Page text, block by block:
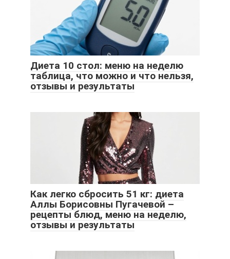
Диета 10 стол: меню на неделю
таблица, что можно и что нельзя,
отзывы и результаты
Как легко сбросить 51 кг: диета
Аллы Борисовны Пугачевой –
рецепты блюд, меню на неделю,
отзывы и результаты